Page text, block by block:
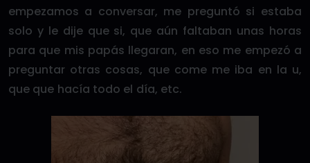
empezamos a conversar, me preguntó si estaba
solo y le dije que si, que aún faltaban unas horas
para que mis papás llegaran, en eso me empezó a
preguntar otras cosas, que come me iba en la u,
que que hacía todo el día, etc.